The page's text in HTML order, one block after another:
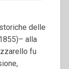
delle
alla
fu